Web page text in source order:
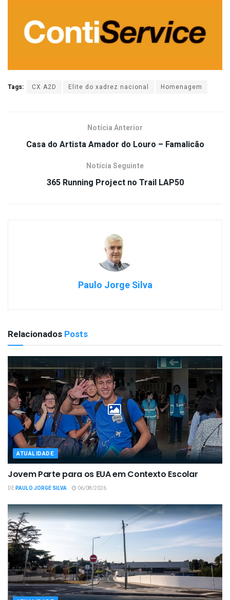
Tags: CX A2D Elite do xadrez nacional Homenagem
Notícia Anterior
Casa do Artista Amador do Louro – Famalicão
Notícia Seguinte
365 Running Project no Trail LAP50
Paulo Jorge Silva
Relacionados Posts
ATUALIDADE
Jovem Parte para os EUA em Contexto Escolar
DEPAULO JORGE SILVA 06/08/2026